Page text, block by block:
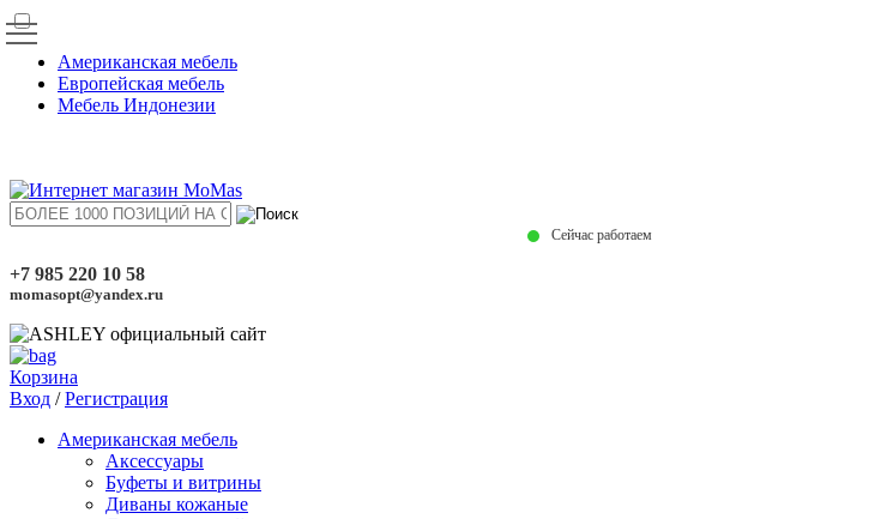
Американская мебель
Европейская мебель
Мебель Индонезии
Сейчас работаем
+7 985 220 10 58
momasopt@yandex.ru
Корзина
Вход /Регистрация
Американская мебель
Аксессуары
Буфеты и витрины
Диваны кожаные